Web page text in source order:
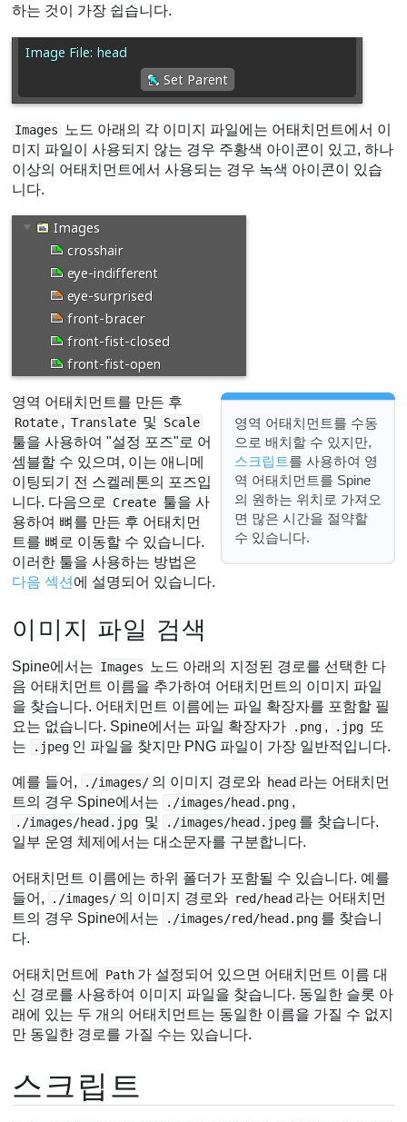
하는 것이 가장 쉽습니다.
Images
노드 아래의 각 이미지 파일에는 어태치먼트에서 이
미지 파일이 사용되지 않는 경우 주황색 아이콘이 있고, 하나
이상의 어태치먼트에서 사용되는 경우 녹색 아이콘이 있습
니다.
영역 어태치먼트를 수동
으로 배치할 수 있지만,
스크립트를 사용하여 영
역 어태치먼트를 Spine
의 원하는 위치로 가져오
면 많은 시간을 절약할
수 있습니다.
영역 어태치먼트를 만든 후
Rotate , Translate 및 Scale
툴을 사용하여 "설정 포즈"로 어
셈블할 수 있으며, 이는 애니메
이팅되기 전 스켈레톤의 포즈입
니다. 다음으로
Create 툴을 사
용하여 뼈를 만든 후 어태치먼
트를 뼈로 이동할 수 있습니다.
이러한 툴을 사용하는 방법은
다음 섹션 에 설명되어 있습니다.
이미지 파일 검색
Spine에서는 Images
노드 아래의 지정된 경로를 선택한 다
음 어태치먼트 이름을 추가하여 어태치먼트의 이미지 파일
을 찾습니다. 어태치먼트 이름에는 파일 확장자를 포함할 필
요는 없습니다. Spine에서는 파일 확장자가
.png , .jpg 또
는
.jpeg 인 파일을 찾지만 PNG 파일이 가장 일반적입니다.
예를 들어, ./images/ 의 이미지 경로와 head 라는 어태치먼
트의 경우 Spine에서는
./images/head.png ,
./images/head.jpg 및 ./images/head.jpeg 를 찾습니다.
일부 운영 체제에서는 대소문자를 구분합니다.
어태치먼트 이름에는 하위 폴더가 포함될 수 있습니다. 예를
들어,
./images/ 의 이미지 경로와 red/head 라는 어태치먼
트의 경우 Spine에서는
./images/red/head.png 를 찾습니
다.
어태치먼트에 Path 가 설정되어 있으면 어태치먼트 이름 대
신 경로를 사용하여 이미지 파일을 찾습니다. 동일한 슬롯 아
래에 있는 두 개의 어태치먼트는 동일한 이름을 가질 수 없지
만 동일한 경로를 가질 수는 있습니다.
스크립트